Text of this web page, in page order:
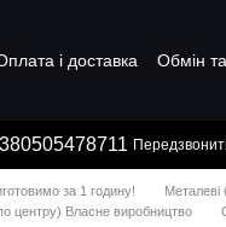
і доставка Обмін
за 1 годину!
Металеві
по центру) Власне виробництво